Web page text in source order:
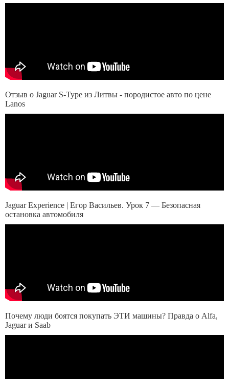
Отзыв о Jaguar S-Type из Литвы - породистое авто по цене
Lanos
Jaguar Experience | Егор Васильев. Урок 7 — Безопасная
остановка автомобиля
Почему люди боятся покупать ЭТИ машины? Правда о Alfa,
Jaguar и Saab